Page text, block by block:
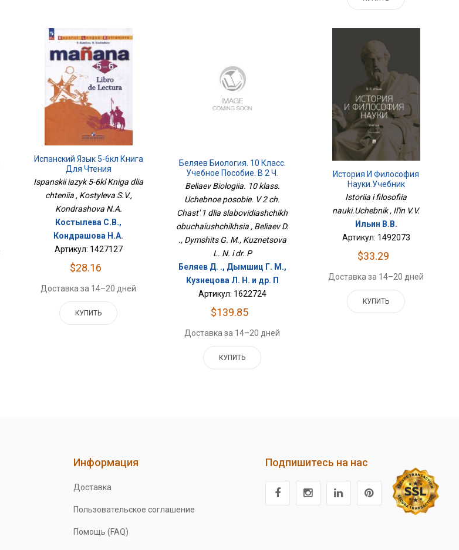
Испанский Язык 5-6кл Книга
Для Чтения
Ispanskii iazyk 5-6kl Kniga dlia
chteniia , Kostyleva S.V.,
Kondrashova N.A.
Костылева С.В.,
Кондрашова Н.А.
Артикул: 1427127
$28.16
Доставка за 14–20 дней
КУПИТЬ
Беляев Биология. 10 Класс.
Учебное Пособие. В 2 Ч.
Часть 1 Для Слабовидящих
Обучающихся
Beliaev Biologiia. 10 klass.
Uchebnoe posobie. V 2 ch.
Chast' 1 dlia slabovidiashchikh
obuchaiushchikhsia , Beliaev D.
., Dymshits G. M., Kuznetsova
L. N. i dr. P
Беляев Д. ., Дымшиц Г. М.,
Кузнецова Л. Н. и др. П
Артикул: 1622724
$139.85
Доставка за 14–20 дней
КУПИТЬ
История И Философия
Науки.Учебник
Istoriia i filosofiia
nauki.Uchebnik , Il'in V.V.
Ильин В.В.
Артикул: 1492073
$33.29
Доставка за 14–20 дней
КУПИТЬ
Информация
Доставка
Пользовательское соглашение
Помощь (FAQ)
Подпишитесь на нас